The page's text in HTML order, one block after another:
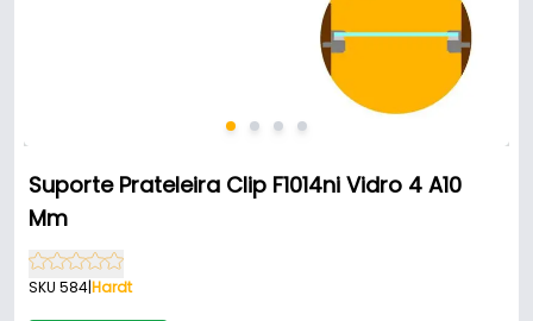
Suporte Prateleira Clip F1014ni Vidro 4 A10
Mm
SKU 584|Hardt